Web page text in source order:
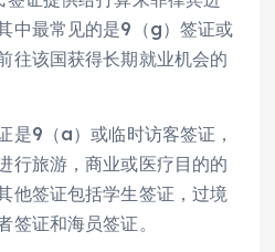
中最常见的是9（g）签证或
往该国获得长期就业机会的
是9（a）或临时访客签证，
行旅游，商业或医疗目的的
他签证包括学生签证，过境
签证和海员签证。